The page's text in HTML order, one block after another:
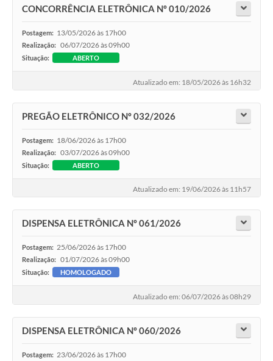
CONCORRÊNCIA ELETRÔNICA Nº 010/2026
Postagem: 13/05/2026 às 17h00
Realização: 06/07/2026 às 09h00
Situação: ABERTO
Atualizado em: 18/05/2026 às 16h32
PREGÃO ELETRÔNICO Nº 032/2026
Postagem: 18/06/2026 às 17h00
Realização: 03/07/2026 às 09h00
Situação: ABERTO
Atualizado em: 19/06/2026 às 11h57
DISPENSA ELETRÔNICA Nº 061/2026
Postagem: 25/06/2026 às 17h00
Realização: 01/07/2026 às 09h00
Situação: HOMOLOGADO
Atualizado em: 06/07/2026 às 08h29
DISPENSA ELETRÔNICA Nº 060/2026
Postagem: 23/06/2026 às 17h00